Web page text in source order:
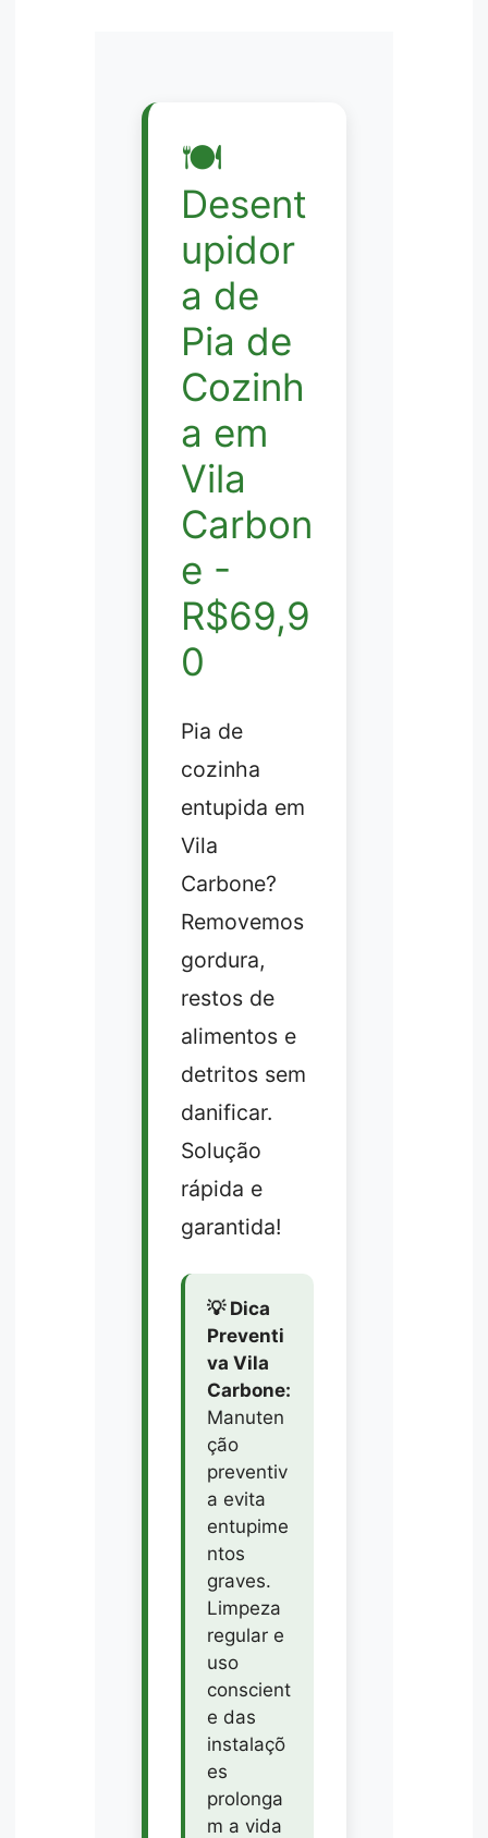
🍽️
Desent
upidor
a de
Pia de
Cozinh
a em
Vila
Carbon
e -
R$69,9
0
Pia de
cozinha
entupida em
Vila
Carbone?
Removemos
gordura,
restos de
alimentos e
detritos sem
danificar.
Solução
rápida e
garantida!
💡 Dica
Preventi
va Vila
Carbone:
Manuten
ção
preventiv
a evita
entupime
ntos
graves.
Limpeza
regular e
uso
conscient
e das
instalaçõ
es
prolonga
m a vida